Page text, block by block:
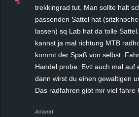
trekkingrad tut. Man sollte halt
passenden Sattel hat
lassen) sq Lab hat da tolle
kannst ja mal richtung MTB
kommt der Spaß von selbst.
Handel probe. Evtl auch mal auf
dann wirst du einen gewaltigen
Das radfahren gibt mir viel fahre
Antwort